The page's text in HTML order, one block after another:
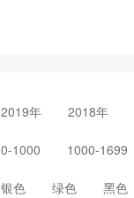
2019年 2018年
0-1000 1000-1699
银色 绿色 黑色